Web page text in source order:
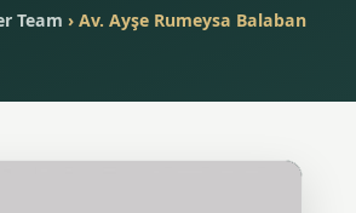
Team › Av. Ayşe Rumeysa Balaban